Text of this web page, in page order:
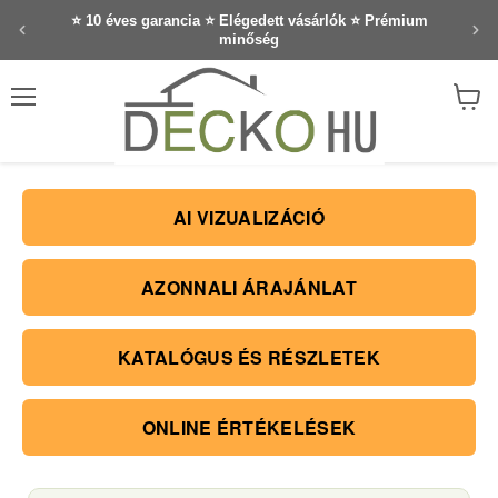
⭐ 10 éves garancia ⭐ Elégedett vásárlók ⭐ Prémium
minőség
AI VIZUALIZÁCIÓ
AZONNALI ÁRAJÁNLAT
KATALÓGUS ÉS RÉSZLETEK
ONLINE ÉRTÉKELÉSEK